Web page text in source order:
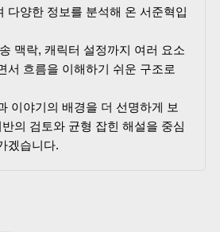
다양한 정보를 분석해 온 서준혁입
맥락, 캐릭터 설정까지 여러 요소
서 흐름을 이해하기 쉬운 구조로
이야기의 배경을 더 선명하게 보
의 검토와 균형 잡힌 해설을 중심
겠습니다.